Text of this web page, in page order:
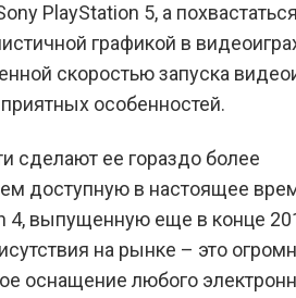
PlayStation 5, а
графикой в
скоростью запуска
особенностей.
сделают ее гораздо более
доступную в настоящее
4, выпущенную еще в конце
на рынке – это
оснащение любого